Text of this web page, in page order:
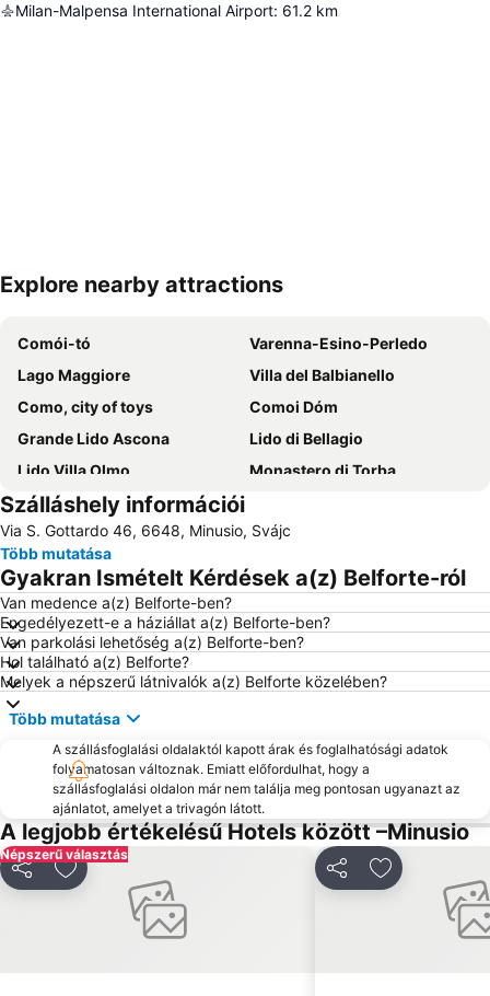
Milan-Malpensa International Airport: 61.2 km
Nagy méretű térkép
Explore nearby attractions
Comói-tó
Varenna-Esino-Perledo
Lago Maggiore
Villa del Balbianello
Como, city of toys
Comoi Dóm
Grande Lido Ascona
Lido di Bellagio
Lido Villa Olmo
Monastero di Torba
Locarno Film Festival
Lago di Varese
Passo del San Bernardino
Lungolago
Szálláshely információi
Via S. Gottardo 46, 6648, Minusio, Svájc
Több mutatása
Gyakran Ismételt Kérdések a(z) Belforte-ról
Van medence a(z) Belforte-ben?
Engedélyezett-e a háziállat a(z) Belforte-ben?
Van parkolási lehetőség a(z) Belforte-ben?
Hol található a(z) Belforte?
Melyek a népszerű látnivalók a(z) Belforte közelében?
Több mutatása
A szállásfoglalási oldalaktól kapott árak és foglalhatósági adatok
folyamatosan változnak. Emiatt előfordulhat, hogy a
szállásfoglalási oldalon már nem találja meg pontosan ugyanazt az
ajánlatot, amelyet a trivagón látott.
A legjobb értékelésű Hotels között –Minusio
Népszerű választás
MegosztásHozzáadás a kedvencekhez MegosztásHozzáadás